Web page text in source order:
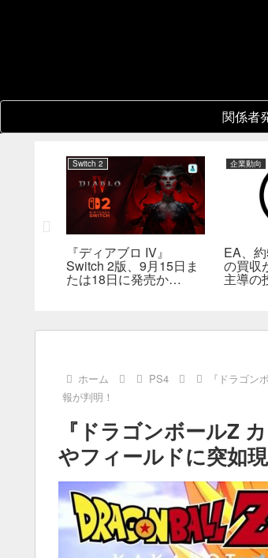
関係者
Switch 2
『ディアブロ IV』
Switch 2版、9月15日ま
たは18日に発売か
企業動向
EA、
の買
主導の
ホーム PS4
『ドラゴ
報が判明！
『ドラゴンボールZ
やフィールドに突如